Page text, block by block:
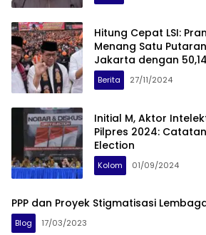
Hitung Cepat LSI:
Menang Satu
Jakarta dengan
Berita 27/11/2024
Initial M, Aktor
Pilpres 2024:
Election
Kolom 01/09/2024
PPP dan Proyek Stigmatisasi
Blog 17/03/2023